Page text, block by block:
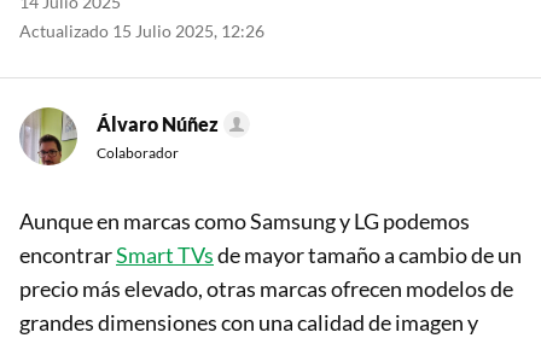
Actualizado 15 Julio 2025, 12:26
Álvaro Núñez
Colaborador
Aunque en marcas como Samsung y LG podemos
encontrarSmart TVsde mayor tamaño a cambio de un
precio más elevado, otras marcas ofrecen modelos de
grandes dimensiones con una calidad de imagen y